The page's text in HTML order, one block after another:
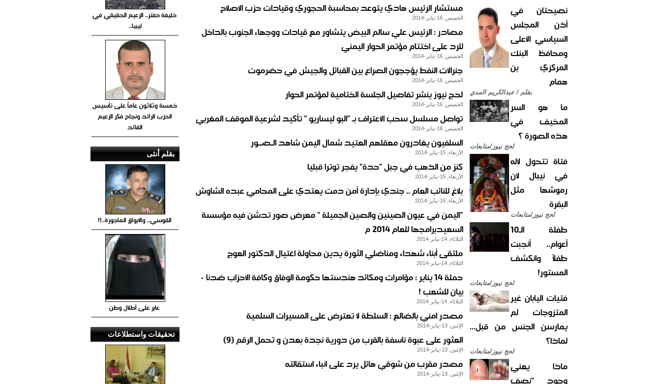
نصيحتان في
أذن المجلس
السياسي الأعلى
ومحافظ البنك
المركزي بن
همام
بقلم / عبدالكريم المدي
ما هو السر
المخيف في
هذه الصورة ؟
لحج نيوز/متابعات
فتاة تتحول لإله
في نيبال لأن
رموشها مثل
البقرة
لحج نيوز/متابعات
طفلة الـ10
أعوام.. أنجبت
طفلاً وانكشف
المستور!
لحج نيوز/متابعات
فتيات اليابان غير
المتزوجات لم
يمارسن الجنس من قبل...
لماذا؟
لحج نيوز/متابعات
ماذا يعني
وجود "نصف
مستشار الرئيس هادي يتوعد بمحاسبة الحجوري وقيادات حزب الاصلاح
الخميس, 16-يناير-2014
مصادر : الرئيس علي سالم البيض يتشاور مع قيادات ووجهاء الجنوب بالداخل
للرد على اختتام مؤتمر الحوار اليمني
الخميس, 16-يناير-2014
جنرالات النفط يؤججون الصراع بين القبائل والجيش في حضرموت
الخميس, 16-يناير-2014
لحج نيوز ينشر تفاصيل الجلسة الختامية لمؤتمر الحوار
الخميس, 16-يناير-2014
تواصل مسلسل سحب الاعتراف بـ "البو ليساريو " تأكيد لشرعية الموقف المغربي
الخميس, 16-يناير-2014
السلفيون يغادرون معقلهم العتيد شمال اليمن شاهد الـصــور
الأربعاء, 15-يناير-2014
كنز من الذهب في جبل "حدة" يفجر توترا قبليا
الأربعاء, 15-يناير-2014
بلاغ للنائب العام .. جندي بإدارة أمن دمت يعتدي على المحامي عبده الشاوش
الأربعاء, 15-يناير-2014
"اليمن في عيون الصينين والصين الجميلة " معرض صور تدشن فيه مؤسسة
السعيدبرامجها للعام 2014 م
الثلاثاء, 14-يناير-2014
ملتقى أبناء شهداء ومناضلي الثورة يدين محاولة اغتيال الدكتور العوج
الثلاثاء, 14-يناير-2014
حملة 14 يناير : مؤامرات ومكائد هندستها حكومة الوفاق وكافة الاحزاب ضدنا -
بيان للشعب !
الثلاثاء, 14-يناير-2014
مصدر امني بالضالع : السلطة لا تعترض على المسيرات السلمية
الإثنين, 13-يناير-2014
العثور على عبوة ناسفة بالقرب من دورية نجدة بعدن و تحمل الرقم (9)
الإثنين, 13-يناير-2014
مصدر مقرب من شوقي هائل يرد على انباء استقالته
الإثنين, 13-يناير-2014
خليفة حفتر.. الزعيم الحقيقي في
ليبيا..
خمسة وثلاثون عاماً على تأسيس
الحزب الرائد ونجاح فكر الزعيم
القائد
بقلم أنثى
القوسي.. والابواق الماجورة..!!
عابر على أطلال وطن
تحقيقات واستطلاعات